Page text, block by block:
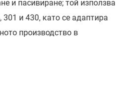
и пасивиране; той използва
и 430, като се адаптира
производство в